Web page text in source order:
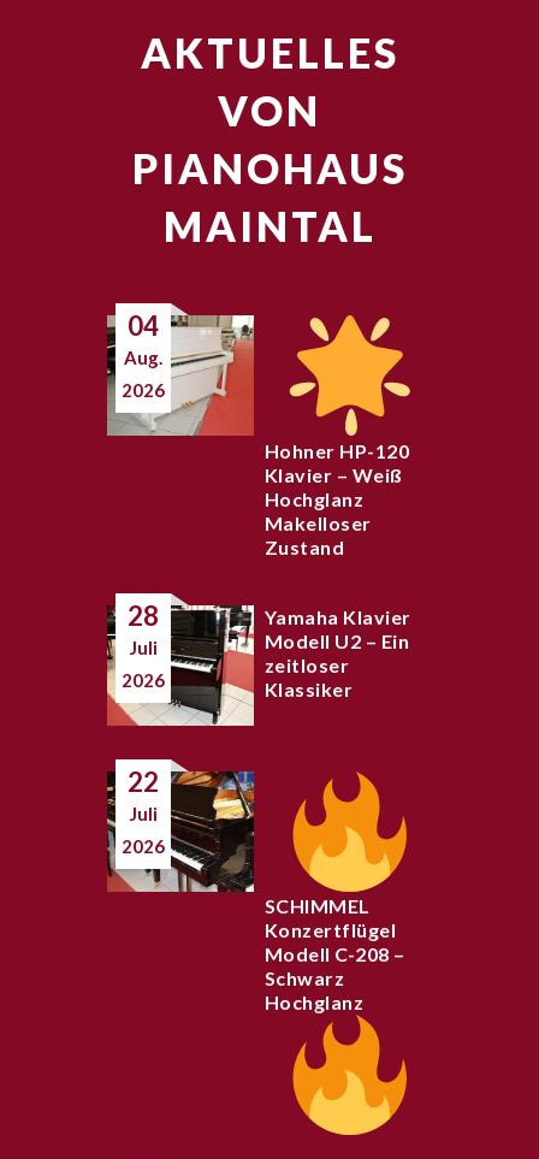
AKTUELLES
VON
PIANOHAUS
MAINTAL
04
Aug.
2026
Hohner HP-120
Klavier – Weiß
Hochglanz
Makelloser
Zustand
28
Juli
2026
Yamaha Klavier
Modell U2 – Ein
zeitloser
Klassiker
22
Juli
2026
SCHIMMEL
Konzertflügel
Modell C-208 –
Schwarz
Hochglanz